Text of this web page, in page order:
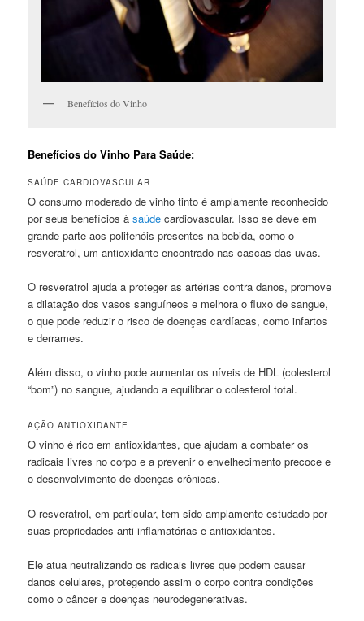
Benefícios do Vinho
Benefícios do Vinho Para Saúde:
SAÚDE CARDIOVASCULAR
O consumo moderado de vinho tinto é amplamente reconhecido
por seus benefícios àsaúde cardiovascular. Isso se deve em
grande parte aos polifenóis presentes na bebida, como o
resveratrol, um antioxidante encontrado nas cascas das uvas.
O resveratrol ajuda a proteger as artérias contra danos, promove
a dilatação dos vasos sanguíneos e melhora o fluxo de sangue,
o que pode reduzir o risco de doenças cardíacas, como infartos
e derrames.
Além disso, o vinho pode aumentar os níveis de HDL (colesterol
“bom”) no sangue, ajudando a equilibrar o colesterol total.
AÇÃO ANTIOXIDANTE
O vinho é rico em antioxidantes, que ajudam a combater os
radicais livres no corpo e a prevenir o envelhecimento precoce e
o desenvolvimento de doenças crônicas.
O resveratrol, em particular, tem sido amplamente estudado por
suas propriedades anti-inflamatórias e antioxidantes.
Ele atua neutralizando os radicais livres que podem causar
danos celulares, protegendo assim o corpo contra condições
como o câncer e doenças neurodegenerativas.